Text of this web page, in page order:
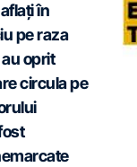
în
pe raza
oprit
circula pe